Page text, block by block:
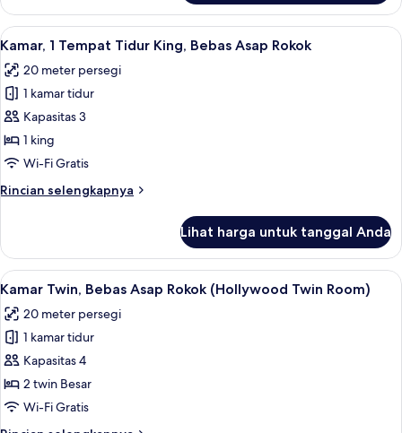
Room)
Kamar
Double
Superior,
Asap
Rokok
(Queen
Room)
Lihat
semua
foto
untuk
Kamar,
1
Tempat
King,
Rokok
Brankas, meja kerja, kedap suara,
6
Kamar, 1 Tempat Tidur King, Bebas Asap Rokok
20 meter persegi
1 kamar tidur
Kapasitas 3
1 king
Wi-Fi Gratis
Rincian selengkapnya
Rincian
Kamar,
Tempat
King,
Bebas
Asap
Rokok
Lihat harga untuk tanggal Anda
Lihat
semua
foto
untuk
Kamar
Twin,
Bebas
Brankas, meja kerja, kedap suara,
6
Kamar Twin, Bebas Asap Rokok (Hollywood Twin Room)
20 meter persegi
1 kamar tidur
Kapasitas 4
2 twin Besar
Wi-Fi Gratis